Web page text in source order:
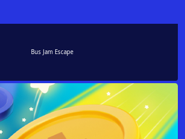
Bus Jam Escape